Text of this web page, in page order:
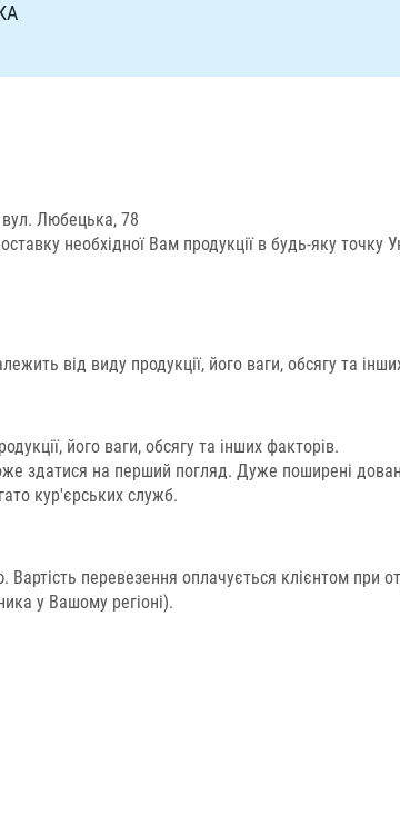
вул. Любецька, 78
необхідної Вам продукції в будь-яку точку
від виду продукції, його ваги, обсягу та
його ваги, обсягу та інших факторів.
здатися на перший погляд. Дуже поширені
кур'єрських служб.
перевезення оплачується клієнтом при
у Вашому регіоні).